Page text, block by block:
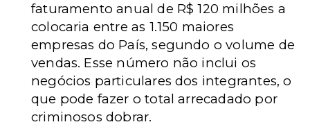
faturamento anual de R$ 120 milhões a
colocaria entre as 1.150 maiores
empresas do País, segundo o volume de
vendas. Esse número não inclui os
negócios particulares dos integrantes, o
que pode fazer o total arrecadado por
criminosos dobrar.